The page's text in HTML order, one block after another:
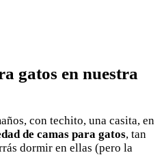
gatos en nuestra
con techito, una casita, en
de camas para gatos, tan
dormir en ellas (pero la